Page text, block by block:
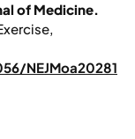
of Medicine.
NEJMoa20281